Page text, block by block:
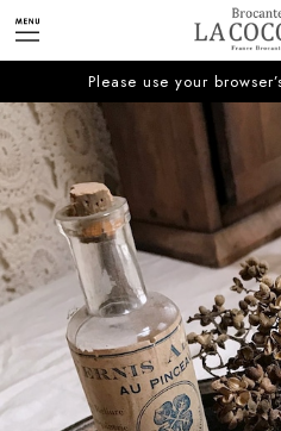
Please use your